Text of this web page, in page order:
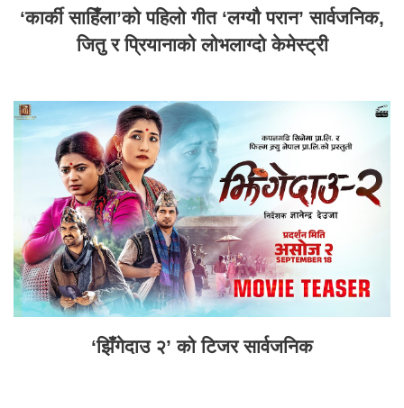
‘कार्की साहिँला’को पहिलो गीत ‘लग्यौ परान’ सार्वजनिक,
जितु र प्रियानाको लोभलाग्दो केमेस्ट्री
‘झिँगेदाउ २’ को टिजर सार्वजनिक